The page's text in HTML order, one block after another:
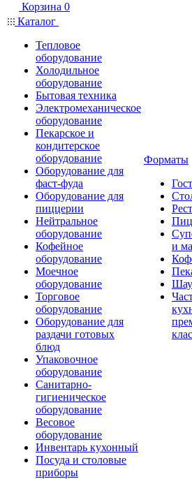
Корзина 0
Каталог
Тепловое
оборудование
Холодильное
оборудование
Бытовая техника
Электромеханическое
оборудование
Пекарское и
кондитерское
оборудование
Оборудование для
фаст-фуда
Оборудование для
пиццерии
Нейтральное
оборудование
Кофейное
оборудование
Моечное
оборудование
Торговое
оборудование
Оборудование для
раздачи готовых
блюд
Упаковочное
оборудование
Санитарно-
гигиеническое
оборудование
Весовое
оборудование
Инвентарь кухонный
Посуда и столовые
приборы
Форматы
и